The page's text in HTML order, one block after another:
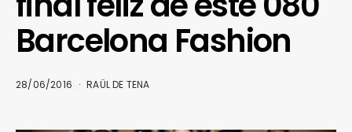
Barcelona Fashion
28/06/2016 RAÜL DE TENA